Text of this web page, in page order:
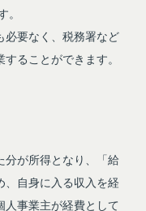
必要なく、税務署など
ることができます。
が所得となり、「給
自身に入る収入を経
人事業主が経費として